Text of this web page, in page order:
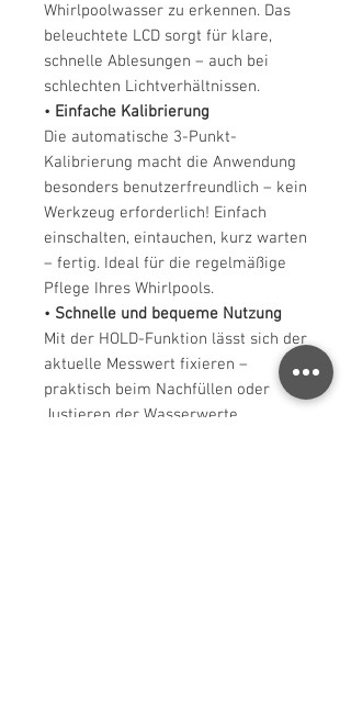
Whirlpoolwasser zu erkennen. Das
beleuchtete LCD sorgt für klare,
schnelle Ablesungen – auch bei
schlechten Lichtverhältnissen.
• Einfache Kalibrierung
Die automatische 3-Punkt-
Kalibrierung macht die Anwendung
besonders benutzerfreundlich – kein
Werkzeug erforderlich! Einfach
einschalten, eintauchen, kurz warten
– fertig. Ideal für die regelmäßige
Pflege Ihres Whirlpools.
• Schnelle und bequeme Nutzung
Mit der HOLD-Funktion lässt sich der
aktuelle Messwert fixieren –
praktisch beim Nachfüllen oder
Justieren der Wasserwerte.